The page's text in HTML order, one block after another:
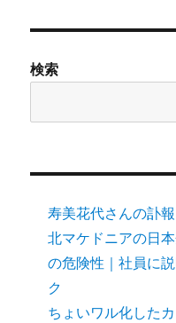
検索
寿美花代さんの訃
北マケドニアの日
の危険性｜社員に
ク
ちょいワル化した